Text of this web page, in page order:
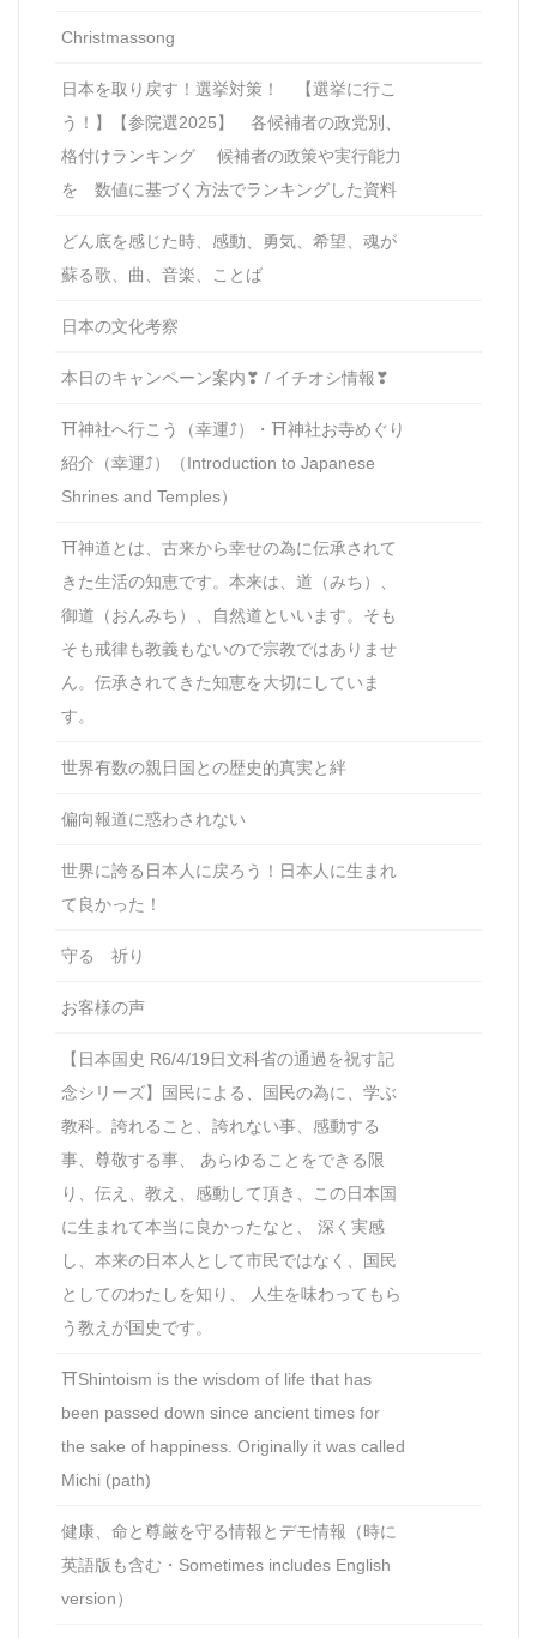
Christmassong
日本を取り戻す！選挙対策！ 【選挙に行こ
う！】【参院選2025】 各候補者の政党別、
格付けランキング 候補者の政策や実行能力
を 数値に基づく方法でランキングした資料
どん底を感じた時、感動、勇気、希望、魂が
蘇る歌、曲、音楽、ことば
日本の文化考察
本日のキャンペーン案内❣ / イチオシ情報❣
⛩神社へ行こう（幸運⤴）・⛩神社お寺めぐり
紹介（幸運⤴）（Introduction to Japanese
Shrines and Temples）
⛩神道とは、古来から幸せの為に伝承されて
きた生活の知恵です。本来は、道（みち）、
御道（おんみち）、自然道といいます。そも
そも戒律も教義もないので宗教ではありませ
ん。伝承されてきた知恵を大切にしていま
す。
世界有数の親日国との歴史的真実と絆
偏向報道に惑わされない
世界に誇る日本人に戻ろう！日本人に生まれ
て良かった！
守る 祈り
お客様の声
【日本国史 R6/4/19日文科省の通過を祝す記
念シリーズ】国民による、国民の為に、学ぶ
教科。誇れること、誇れない事、感動する
事、尊敬する事、 あらゆることをできる限
り、伝え、教え、感動して頂き、この日本国
に生まれて本当に良かったなと、 深く実感
し、本来の日本人として市民ではなく、国民
としてのわたしを知り、 人生を味わってもら
う教えが国史です。
⛩Shintoism is the wisdom of life that has
been passed down since ancient times for
the sake of happiness. Originally it was called
Michi (path)
健康、命と尊厳を守る情報とデモ情報（時に
英語版も含む・Sometimes includes English
version）